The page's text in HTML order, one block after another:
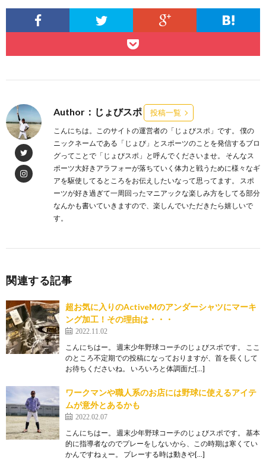
Author：じょびスポ 投稿一覧
こんにちは。このサイトの運営者の「じょびスポ」です。 僕の
ニックネームである「じょび」とスポーツのことを発信するブロ
グってことで「じょびスポ」と呼んでくださいませ。 そんなス
ポーツ大好きアラフォーが落ちていく体力と戦うために様々なギ
アを駆使してるところをお伝えしたいなって思ってます。 スポ
ーツが好き過ぎて一周回ったマニアックな楽しみ方をしてる部分
なんかも書いていきますので、楽しんでいただきたら嬉しいで
す。
関連する記事
超お気に入りのActiveMのアンダーシャツにマーキ
ング加工！その理由は・・・
2022.11.02
こんにちはー。 週末少年野球コーチのじょびスポです。 ここ
のところ不定期での投稿になっておりますが、首を長くして
お待ちくださいね。 いろいろと体調面だ[…]
ワークマンや職人系のお店には野球に使えるアイテ
ムが意外とあるかも
2022.02.07
こんにちはー。 週末少年野球コーチのじょびスポです。 基本
的に指導者なのでプレーをしないから、この時期は寒くてい
かんですねぇー。 プレーする時は動きや[…]